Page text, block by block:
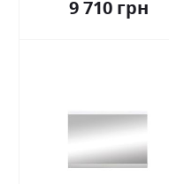
9 710 грн